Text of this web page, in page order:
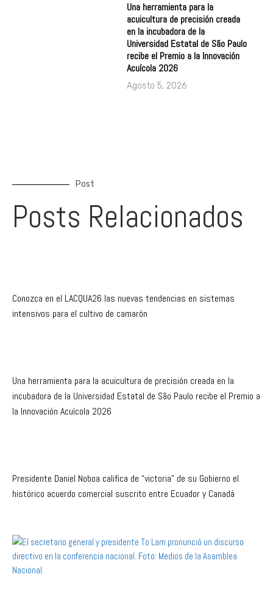
Una herramienta para la
acuicultura de precisión creada
en la incubadora de la
Universidad Estatal de São Paulo
recibe el Premio a la Innovación
Acuícola 2026
Agosto 5, 2026
Post
Posts Relacionados
Conozca en el LACQUA26 las nuevas tendencias en sistemas
intensivos para el cultivo de camarón
Una herramienta para la acuicultura de precisión creada en la
incubadora de la Universidad Estatal de São Paulo recibe el Premio a
la Innovación Acuícola 2026
Presidente Daniel Noboa califica de “victoria” de su Gobierno el
histórico acuerdo comercial suscrito entre Ecuador y Canadá